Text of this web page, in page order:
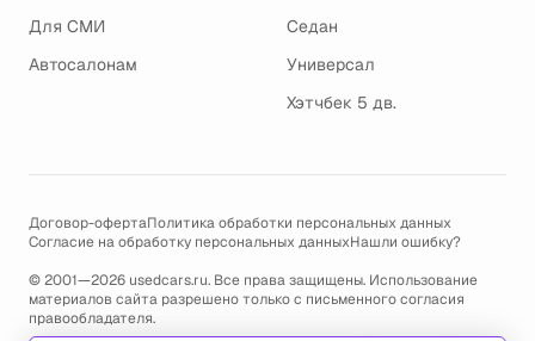
Для СМИ
Автосалонам
Седан
Универсал
Хэтчбек 5 дв.
Договор-офертаПолитика обработки персональных данных
Согласие на обработку персональных данныхНашли ошибку?
© 2001—2026 usedcars.ru. Все права защищены. Использование
материалов сайта разрешено только с письменного согласия
правообладателя.